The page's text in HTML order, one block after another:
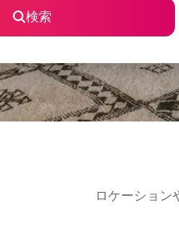
検索
ロケーション